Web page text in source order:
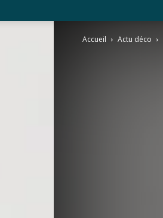
Accueil Actu déco